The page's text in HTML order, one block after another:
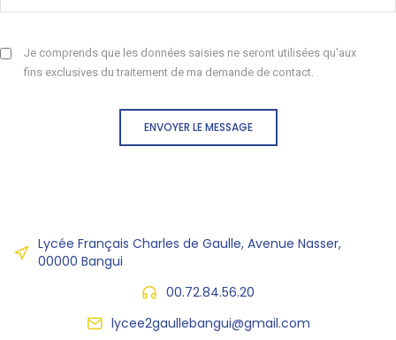
Je comprends que les données saisies ne seront utilisées qu'aux
fins exclusives du traitement de ma demande de contact.
ENVOYER LE MESSAGE
Lycée Français Charles de Gaulle, Avenue Nasser,
00000 Bangui
00.72.84.56.20
lycee2gaullebangui@gmail.com